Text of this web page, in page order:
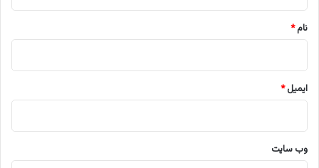
نام*
ایمیل*
وب‌ سایت